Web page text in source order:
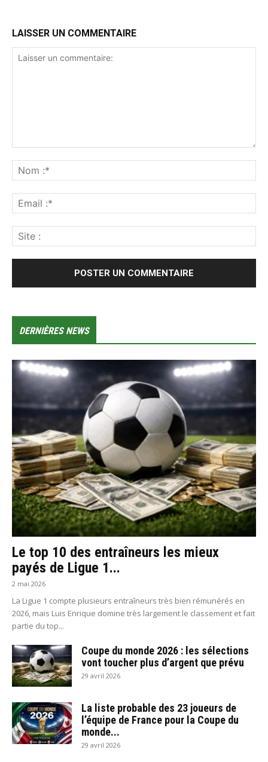
LAISSER UN COMMENTAIRE
DERNIÈRES NEWS
Le top 10 des entraîneurs les mieux
payés de Ligue 1...
2 mai 2026
La Ligue 1 compte plusieurs entraîneurs très bien rémunérés en
2026, mais Luis Enrique domine très largement le classement et fait
partie du top...
Coupe du monde 2026 : les sélections
vont toucher plus d’argent que prévu
29 avril 2026
La liste probable des 23 joueurs de
l’équipe de France pour la Coupe du
monde...
29 avril 2026